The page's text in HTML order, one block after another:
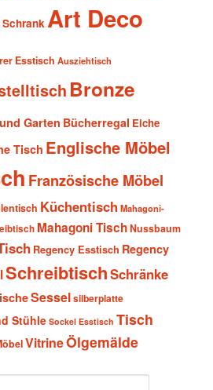
Art Deco
Esstisch Ausziehtisch
Bronze
Garten Bücherregal Eiche
Tisch Englische Möbel
Französische Möbel
Küchentisch Mahagoni-
Mahagoni TischNussbaum
Regency Esstisch Regency
SchreibtischSchränke
Sesselsilberplatte
Stühle Sockel Esstisch Tisch
VitrineÖlgemälde